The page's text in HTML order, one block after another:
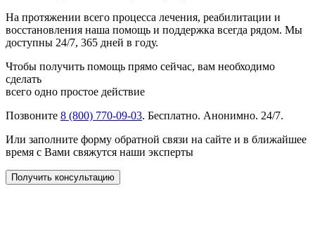
На протяжении всего процесса лечения, реабилитации и
восстановления наша помощь и поддержка всегда рядом. Мы
доступны 24/7, 365 дней в году.
Чтобы получить помощь прямо сейчас, вам необходимо
сделать
всего одно простое действие
Позвоните 8 (800) 770-09-03. Бесплатно. Анонимно. 24/7.
Или заполните форму обратной связи на сайте и в ближайшее
время с Вами свяжутся наши эксперты
Получить консультацию